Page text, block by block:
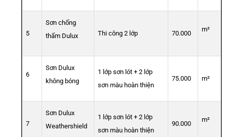
5
Sơn chống
thấm Dulux
Thi công 2 lớp 70.000
m²
6
Sơn Dulux
không bóng
1 lớp sơn lót + 2 lớp
sơn màu hoàn thiện
75.000 m²
7
Sơn Dulux
Weathershield
1 lớp sơn lót + 2 lớp
sơn màu hoàn thiện
90.000
m²